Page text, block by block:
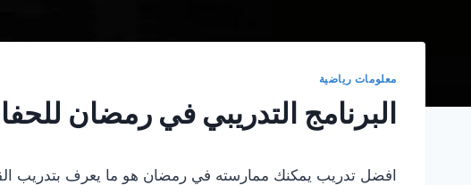
معلومات رياضية
البرنامج التدريبي في رمضان